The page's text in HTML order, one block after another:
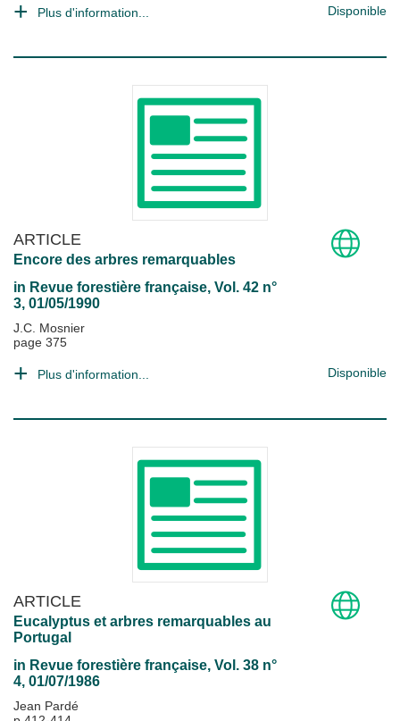
Plus d'information... Disponible
ARTICLE
Encore des arbres remarquables
in Revue forestière française, Vol. 42 n°
3, 01/05/1990
J.C. Mosnier
page 375
Plus d'information... Disponible
ARTICLE
Eucalyptus et arbres remarquables au
Portugal
in Revue forestière française, Vol. 38 n°
4, 01/07/1986
Jean Pardé